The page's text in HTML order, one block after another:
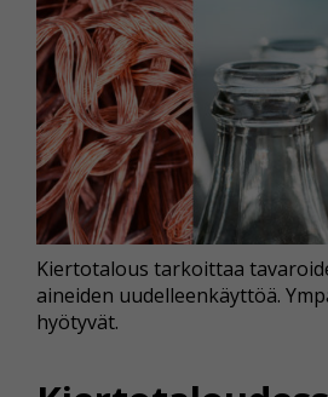
Kiertotalous tarkoittaa
aineiden uudelleenkäyttöä.
hyötyvät.